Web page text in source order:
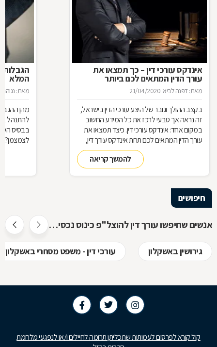
אינדקס עורכי דין – כך תמצאו את
עורך הדין המתאים לכם ביותר
מאת: דפנה לביא 21/04/2020
בקצב ההולך וגובר של היצע עורכי הדין בישראל,
זה נראה אך טבעי לרכז את כל המידע החשוב
במקום אחד: אינדקס עורכי דין. כיצד תמצאו את
עורך הדין המתאים לכם תחת אינדקס עורך דין,
מדוע תרצו להיות רשומים באינדקס כזה כעורכי
דין, ואיך זה עובד? כל התשובות בכתבה
להמשך קריאה
הגבלות
המלא
מאת: נגוהה
מהן
להתנהל
בבסיס
לצמצמן?
חיפושים
אנשים שחיפשו עורך דין להוצל"פ כינוס נכסים ופשיטת רגל חיפשו גם
גירושין באשקלון עורכי דין - משפט מסחרי באשקלון
קול קורא לפרסום לעמותות שתכליתן תרומה לחיילים ו/או לנפגעי מלחמת